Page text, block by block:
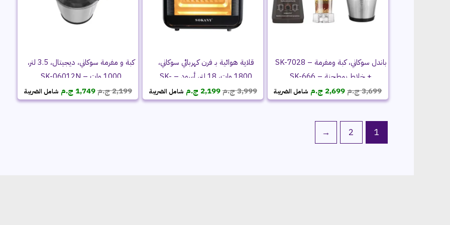
باندل سوكاني، كبة ومفرمة – SK-7028
+ خلاط بمطحنة – SK-666
3,699ج.مالسعر
الأصلي
3,699 ج.م.
2,699 ج.مالسعر
الحالي
شامل الضريبة
قلاية هوائية بـ فرن كهربائي سوكاني،
1800 وات، 18 لتر، أسود – SK-
10001
3,999ج.مالسعر
الأصلي
2,199 ج.م السعر
الحالي
شامل الضريبة
كبة و مفرمة سوكاني، ديجيتال، 3.5 لتر،
1000 وات – SK-06012N
2,199ج.مالسعر
الأصلي
1,749 ج.م السعر
الحالي
شامل الضريبة
1
2
←